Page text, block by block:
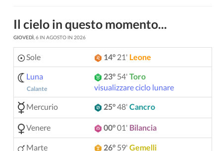
Il cielo in questo momento...
GIOVEDÌ, 6 IN AGOSTO IN 2026
Sole 14° 21' Leone
Luna
Calante
23° 54' Toro
visualizzare ciclo lunare
Mercurio 25°48' Cancro
Venere 00°01' Bilancia
Marte 26° 59' Gemelli